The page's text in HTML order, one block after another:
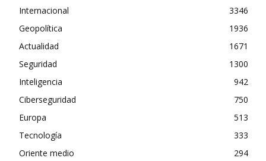
Internacional
3346
Geopolítica
1936
Actualidad
1671
Seguridad
1300
Inteligencia
942
Ciberseguridad
750
Europa
513
Tecnología
333
Oriente medio
294